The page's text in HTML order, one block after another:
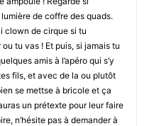
de coffre des quads.
clown de cirque si tu
tu vas ! Et puis, si jamais tu
amis à l’apéro qui s’y
fils, et avec de la ou plutôt
se mettse à bricole et ça
un prétexte pour leur faire
n’hésite pas à demander à